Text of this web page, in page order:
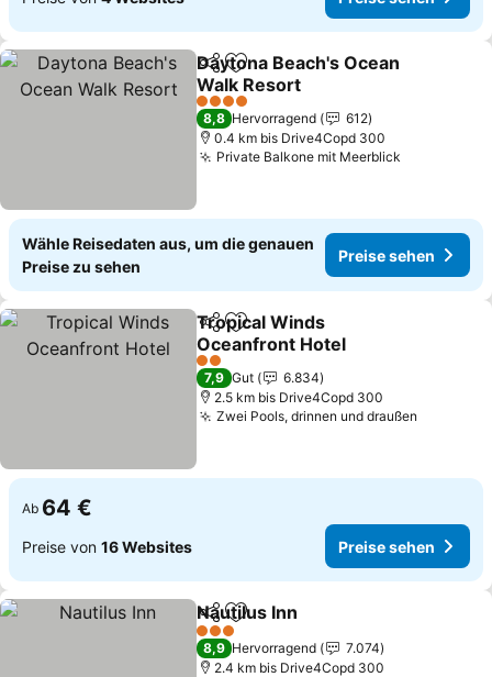
TeilenZu Favoriten hinzufügen
Daytona Beach's Ocean
Walk Resort
4 Sterne
8,8 Hervorragend
612
0.4 km bis Drive4Copd 300
Private Balkone mit Meerblick
Wähle Reisedaten aus, um die genauen
Preise zu sehen
Preise sehen
TeilenZu Favoriten hinzufügen
Tropical Winds
Oceanfront Hotel
2 Sterne
7,9 Gut
6.834
2.5 km bis Drive4Copd 300
Zwei Pools, drinnen und draußen
Ab 64 €
Preise von 16 Websites Preise sehen
TeilenZu Favoriten hinzufügen
Nautilus Inn
3 Sterne
8,9 Hervorragend
7.074
2.4 km bis Drive4Copd 300